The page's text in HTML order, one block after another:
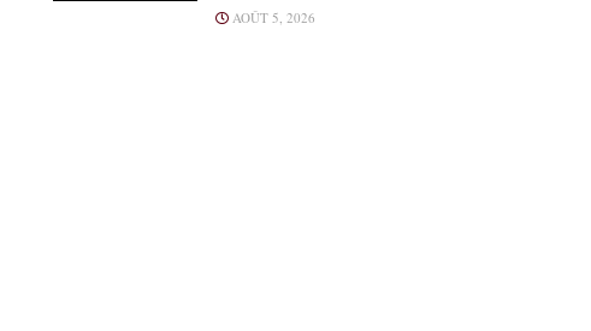
AOÛT 5, 2026